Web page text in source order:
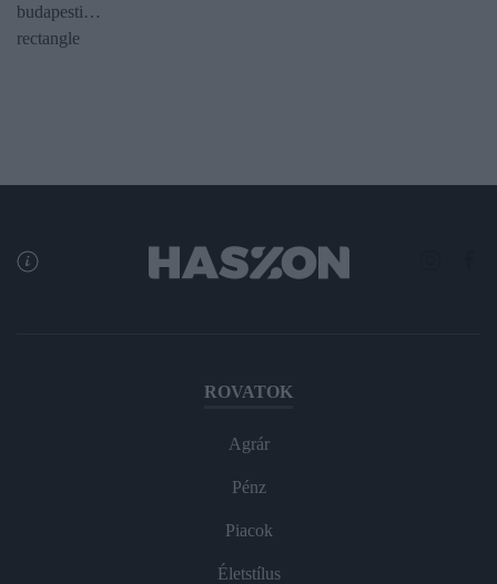
budapesti…
rectangle
ROVATOK
Agrár
Pénz
Piacok
Életstílus